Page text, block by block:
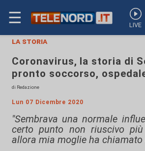
☰ LIVE
la storia
Coronavirus, la storia di
pronto soccorso,
di Redazione
Lun 07 Dicembre 2020
"Sembrava una normale
certo punto non riuscivo
allora mia moglie ha chiamato